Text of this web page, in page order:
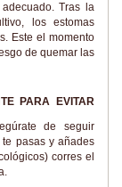
Tras la
los estomas
Este el momento
de quemar las
PARA EVITAR
de seguir
pasas y añades
corres el